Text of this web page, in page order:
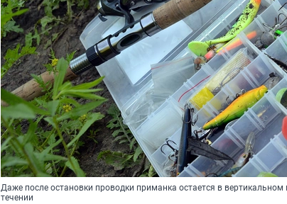
Даже после остановки проводки приманка остается в
течении